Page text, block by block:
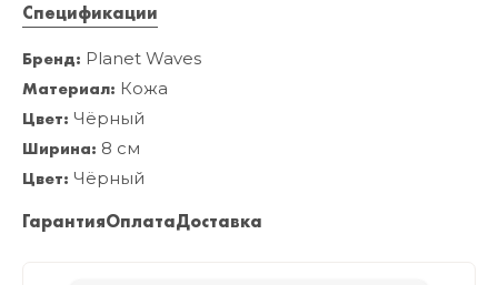
Спецификации
Бренд: Planet Waves
Материал: Кожа
Цвет: Чёрный
Ширина: 8 см
Цвет: Чёрный
ГарантияОплатаДоставка